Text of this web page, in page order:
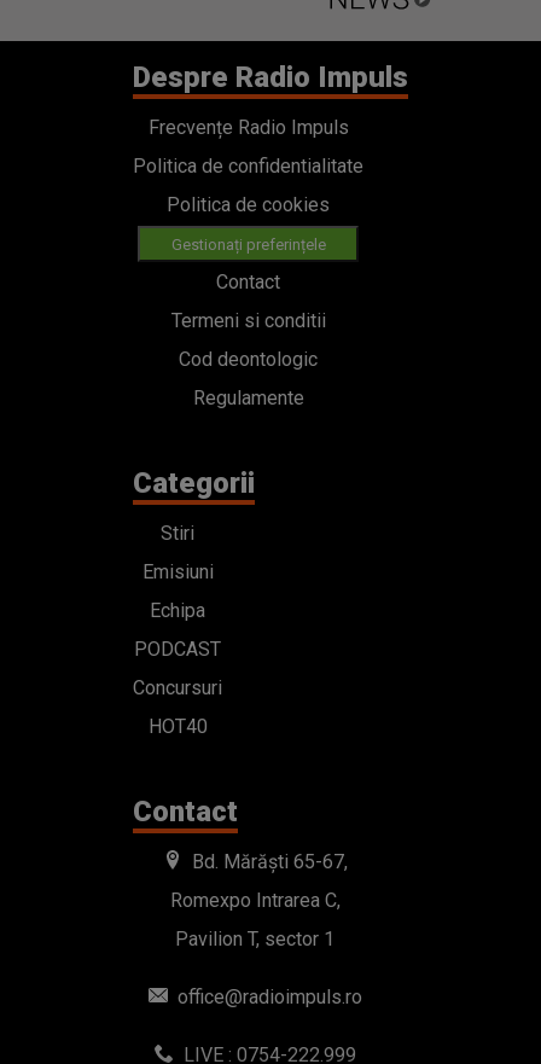
Despre Radio Impuls
Frecvențe Radio Impuls
Politica de confidentialitate
Politica de cookies
Gestionați preferințele
Contact
Termeni si conditii
Cod deontologic
Regulamente
Categorii
Stiri
Emisiuni
Echipa
PODCAST
Concursuri
HOT40
Contact
Bd. Mărăști 65-67,
Romexpo Intrarea C,
Pavilion T, sector 1
office@radioimpuls.ro
LIVE : 0754-222.999